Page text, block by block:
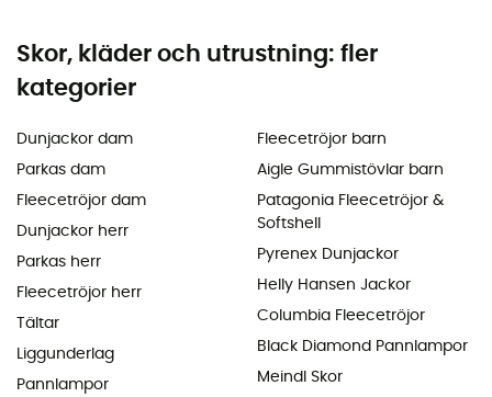
Skor, kläder och utrustning: fler
kategorier
Dunjackor dam
Parkas dam
Fleecetröjor dam
Dunjackor herr
Parkas herr
Fleecetröjor herr
Tältar
Liggunderlag
Pannlampor
Fleecetröjor barn
Aigle Gummistövlar barn
Patagonia Fleecetröjor &
Softshell
Pyrenex Dunjackor
Helly Hansen Jackor
Columbia Fleecetröjor
Black Diamond Pannlampor
Meindl Skor